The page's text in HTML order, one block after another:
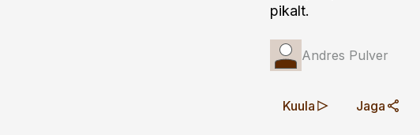
pikalt.
Andres Pulver
Kuula Jaga